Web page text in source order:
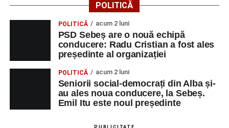
apelului la economii al Guvernului Bolojan
Duminică, 23 august 2026, Râpa Roșie găzduiește
cea de-a III-a ediție a concursului „CicloAventurier
de Sebeș”
Primul concert din cadrul String Symphonic Camp
2026 a adus emoție și aplauze la Sebeș
POLITICĂ
POLITICĂ acum 2 luni
PSD Sebeș are o nouă echipă
conducere: Radu Cristian a fost ales
președinte al organizației
POLITICĂ acum 2 luni
Seniorii social-democrați din Alba și-
au ales noua conducere, la Sebeș.
Emil Itu este noul președinte
PUBLICITATE